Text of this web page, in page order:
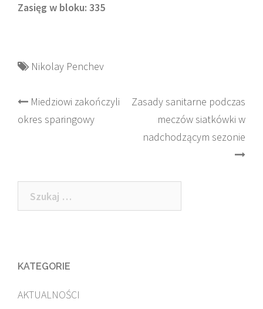
Zasięg w bloku: 335
Nikolay Penchev
Post
navigation
Miedziowi zakończyli
okres sparingowy
Zasady sanitarne podczas
meczów siatkówki w
nadchodzącym sezonie
Szukaj:
KATEGORIE
AKTUALNOŚCI